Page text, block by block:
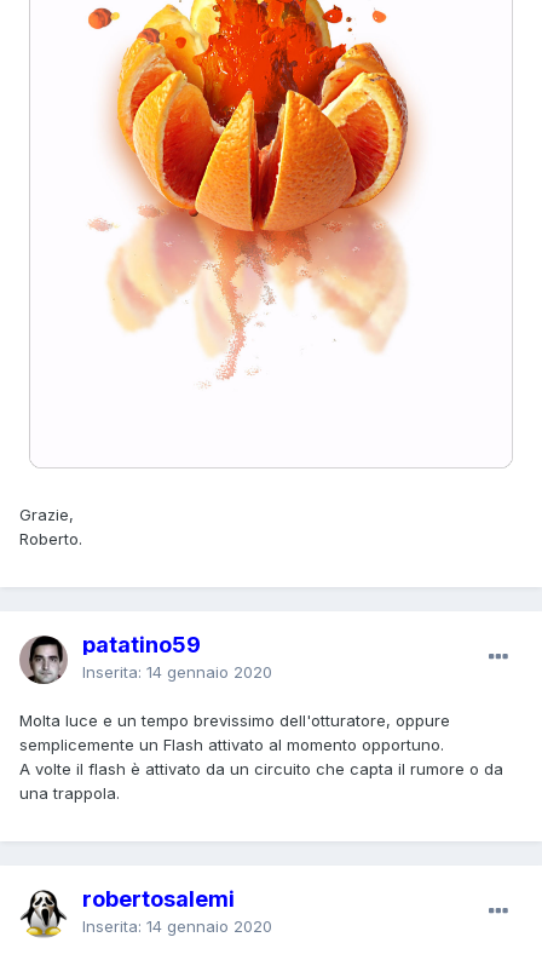
Grazie,
Roberto.
patatino59
Inserita: 14 gennaio 2020
Molta luce e un tempo brevissimo dell'otturatore, oppure
semplicemente un Flash attivato al momento opportuno.
A volte il flash è attivato da un circuito che capta il rumore o da
una trappola.
robertosalemi
Inserita: 14 gennaio 2020